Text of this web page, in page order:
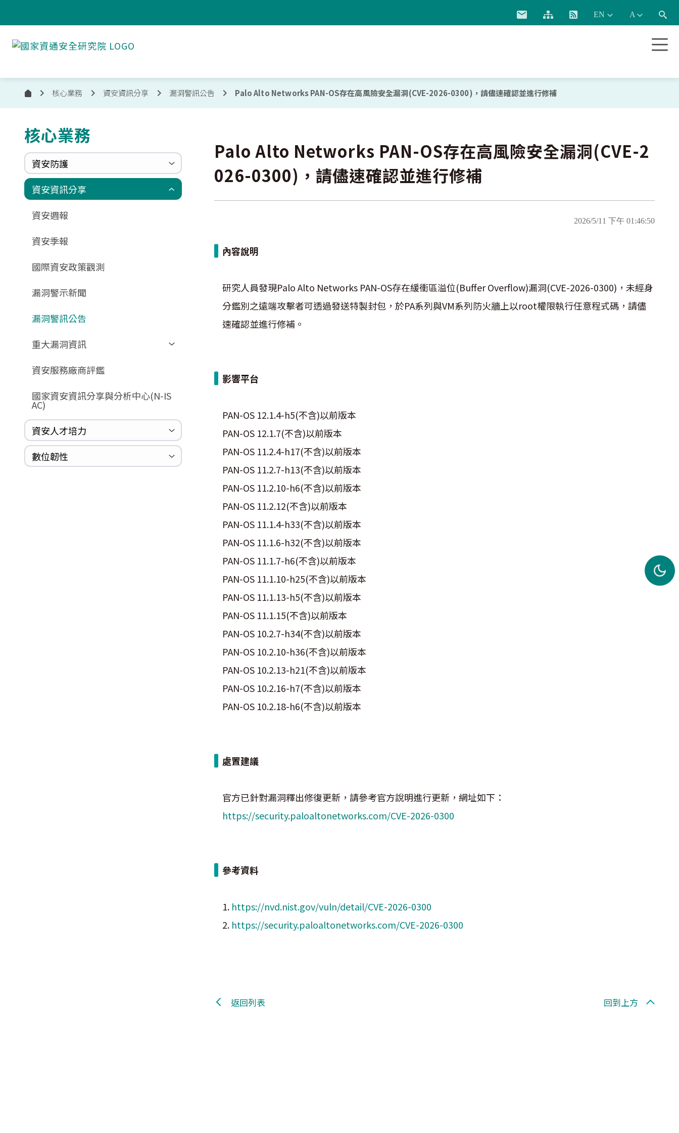
通
安
首
頁
核心業務 資安資訊分享 漏洞警訊公告 Palo Alto Networks PAN-OS存在高風險安全漏洞(CVE-2026-0300)，請儘速確認並進行修補
核心業務
資安防護
政府組態基準(GCB)
更新消息
GCB說明文件
GCB部署資源
GCB終止支援
資通安全弱點通報機制(VANS)
申請作業表單
數位影片教材
FAQ
端點偵測及應變機制(EDR)
相關文件與表單
零信任架構(ZTA)
相關文件與表單
驗證進度
國家資安聯防監控中心(N-SOC)
國家資安通報應變中心(N-CERT)
資安資訊分享
資安週報
資安季報
國際資安政策觀測
漏洞警示新聞
漏洞警訊公告
重大漏洞資訊
Zerologon
MSHTML
WannaCrypt
Heartbleed
Logjam&Freak
資安服務廠商評鑑
國家資安資訊分享與分析中心(N-IS
AC)
資安人才培力
巡迴研討會
CCOE資安實戰人才培育計畫成果簡
介
資安人才培訓服務網
資安系列競賽網站
數位韌性
Palo Alto Networks PAN-OS存在高風險安全漏洞(CVE-2
026-0300)，請儘速確認並進行修補
2026/5/11 下午 01:46:50
內容說明
研究人員發現Palo Alto Networks PAN-OS存在緩衝區溢位(Buffer Overflow)漏洞(CVE-2026-0300)，未經身
分鑑別之遠端攻擊者可透過發送特製封包，於PA系列與VM系列防火牆上以root權限執行任意程式碼，請儘
速確認並進行修補。
影響平台
PAN-OS 12.1.4-h5(不含)以前版本
PAN-OS 12.1.7(不含)以前版本
PAN-OS 11.2.4-h17(不含)以前版本
PAN-OS 11.2.7-h13(不含)以前版本
PAN-OS 11.2.10-h6(不含)以前版本
PAN-OS 11.2.12(不含)以前版本
PAN-OS 11.1.4-h33(不含)以前版本
PAN-OS 11.1.6-h32(不含)以前版本
PAN-OS 11.1.7-h6(不含)以前版本
PAN-OS 11.1.10-h25(不含)以前版本
PAN-OS 11.1.13-h5(不含)以前版本
PAN-OS 11.1.15(不含)以前版本
PAN-OS 10.2.7-h34(不含)以前版本
PAN-OS 10.2.10-h36(不含)以前版本
PAN-OS 10.2.13-h21(不含)以前版本
PAN-OS 10.2.16-h7(不含)以前版本
PAN-OS 10.2.18-h6(不含)以前版本
處置建議
官方已針對漏洞釋出修復更新，請參考官方說明進行更新，網址如下：
https://security.paloaltonetworks.com/CVE-2026-0300
參考資料
1. https://nvd.nist.gov/vuln/detail/CVE-2026-0300
2. https://security.paloaltonetworks.com/CVE-2026-0300
返回列表 回到上方